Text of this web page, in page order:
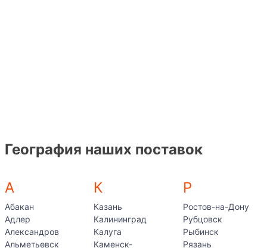
География наших поставок
А
Абакан
Адлер
Александров
Альметьевск
К
Казань
Калининград
Калуга
Каменск-
Р
Ростов-на-Дону
Рубцовск
Рыбинск
Рязань